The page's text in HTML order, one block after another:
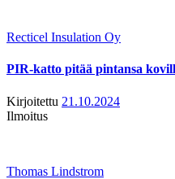
Recticel Insulation Oy
PIR-katto pitää pintansa
Kirjoitettu 21.10.2024
Ilmoitus
Thomas Lindstrom